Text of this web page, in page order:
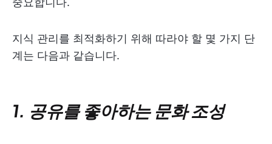
지식 관리를 최적화하기 위해 따라야 할 몇 가지 단
계는 다음과 같습니다.
1. 공유를 좋아하는 문화 조성